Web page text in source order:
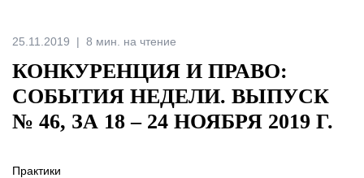
Italiano
Español
25.11.2019 8 мин. на чтение
КОНКУРЕНЦИЯ И ПРАВО:
СОБЫТИЯ НЕДЕЛИ. ВЫПУСК
№ 46, ЗА 18 – 24 НОЯБРЯ 2019 Г.
Практики